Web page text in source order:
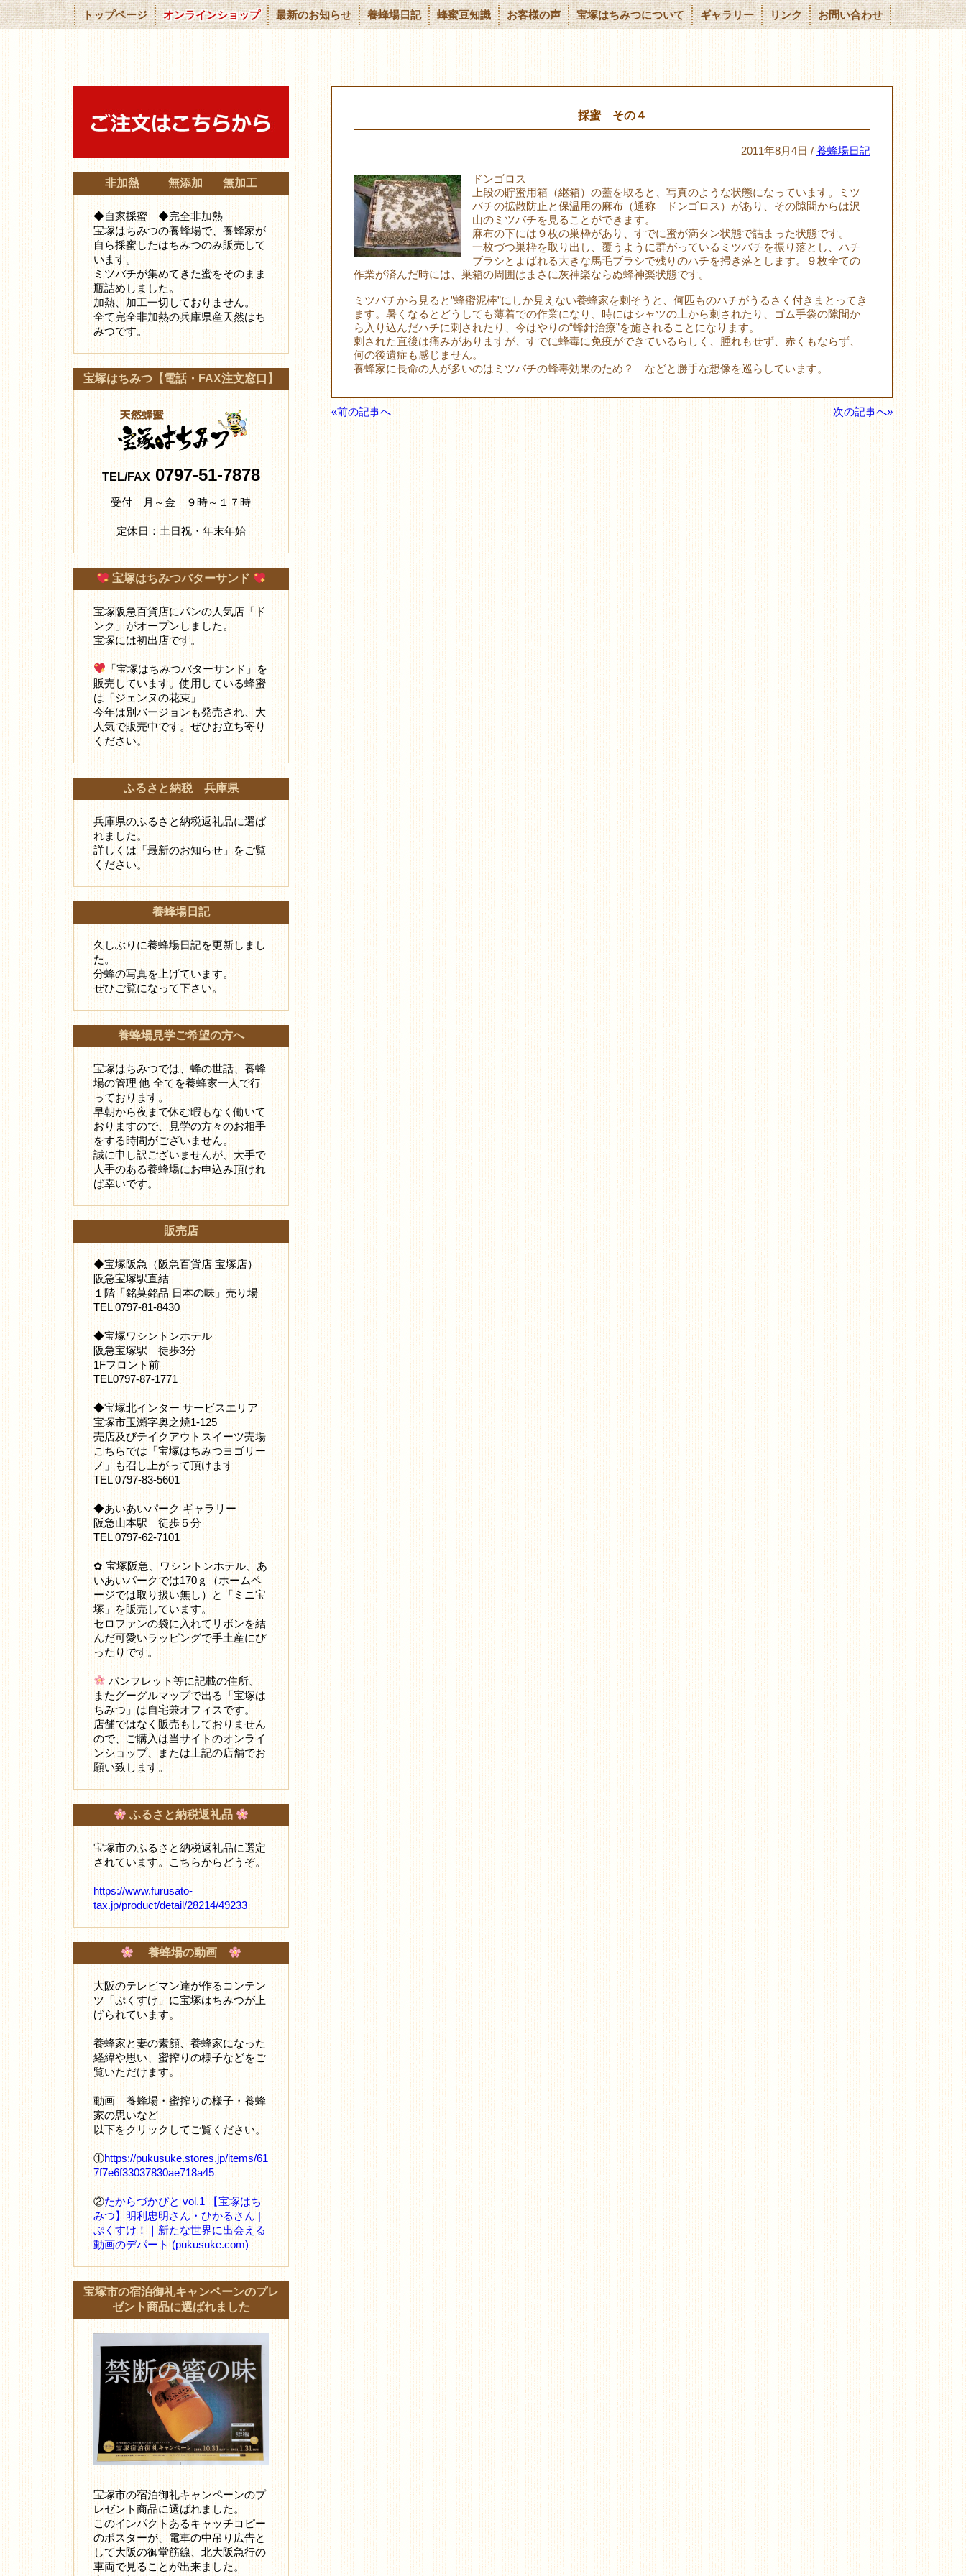
トップページ オンラインショップ 最新のお知らせ 養蜂場日記 蜂蜜豆知識 お客様の声 宝塚はちみつについて ギャラリー リンク お問い合わせ
採蜜 その４
2011年8月4日 / 養蜂場日記
ドンゴロス
上段の貯蜜用箱（継箱）の蓋を取ると、写真のような状態になっています。ミツ
バチの拡散防止と保温用の麻布（通称 ドンゴロス）があり、その隙間からは沢
山のミツバチを見ることができます。
麻布の下には９枚の巣枠があり、すでに蜜が満タン状態で詰まった状態です。
一枚づつ巣枠を取り出し、覆うように群がっているミツバチを振り落とし、ハチ
ブラシとよばれる大きな馬毛ブラシで残りのハチを掃き落とします。９枚全ての
作業が済んだ時には、巣箱の周囲はまさに灰神楽ならぬ蜂神楽状態です。
ミツバチから見ると”蜂蜜泥棒”にしか見えない養蜂家を刺そうと、何匹ものハチがうるさく付きまとってき
ます。暑くなるとどうしても薄着での作業になり、時にはシャツの上から刺されたり、ゴム手袋の隙間か
ら入り込んだハチに刺されたり、今はやりの“蜂針治療”を施されることになります。
刺された直後は痛みがありますが、すでに蜂毒に免疫ができているらしく、腫れもせず、赤くもならず、
何の後遺症も感じません。
養蜂家に長命の人が多いのはミツバチの蜂毒効果のため？ などと勝手な想像を巡らしています。
«前の記事へ 次の記事へ»
非加熱 無添加 無加工
◆自家採蜜 ◆完全非加熱
宝塚はちみつの養蜂場で、養蜂家が
自ら採蜜したはちみつのみ販売して
います。
ミツバチが集めてきた蜜をそのまま
瓶詰めしました。
加熱、加工一切しておりません。
全て完全非加熱の兵庫県産天然はち
みつです。
宝塚はちみつ【電話・FAX注文窓口】
TEL/FAX0797-51-7878
受付 月～金 ９時～１７時
定休日：土日祝・年末年始
宝塚はちみつバターサンド
宝塚阪急百貨店にパンの人気店「ド
ンク」がオープンしました。
宝塚には初出店です。
「宝塚はちみつバターサンド」を
販売しています。使用している蜂蜜
は「ジェンヌの花束」
今年は別バージョンも発売され、大
人気で販売中です。ぜひお立ち寄り
ください。
ふるさと納税 兵庫県
兵庫県のふるさと納税返礼品に選ば
れました。
詳しくは「最新のお知らせ」をご覧
ください。
養蜂場日記
久しぶりに養蜂場日記を更新しまし
た。
分蜂の写真を上げています。
ぜひご覧になって下さい。
養蜂場見学ご希望の方へ
宝塚はちみつでは、蜂の世話、養蜂
場の管理 他 全てを養蜂家一人で行
っております。
早朝から夜まで休む暇もなく働いて
おりますので、見学の方々のお相手
をする時間がございません。
誠に申し訳ございませんが、大手で
人手のある養蜂場にお申込み頂けれ
ば幸いです。
販売店
◆宝塚阪急（阪急百貨店 宝塚店）
阪急宝塚駅直結
１階「銘菓銘品 日本の味」売り場
TEL 0797-81-8430
◆宝塚ワシントンホテル
阪急宝塚駅 徒歩3分
1Fフロント前
TEL0797-87-1771
◆宝塚北インター サービスエリア
宝塚市玉瀬字奥之焼1-125
売店及びテイクアウトスイーツ売場
こちらでは「宝塚はちみつヨゴリー
ノ」も召し上がって頂けます
TEL 0797-83-5601
◆あいあいパーク ギャラリー
阪急山本駅 徒歩５分
TEL 0797-62-7101
✿ 宝塚阪急、ワシントンホテル、あ
いあいパークでは170ｇ（ホームペ
ージでは取り扱い無し）と「ミニ宝
塚」を販売しています。
セロファンの袋に入れてリボンを結
んだ可愛いラッピングで手土産にぴ
ったりです。
パンフレット等に記載の住所、
またグーグルマップで出る「宝塚は
ちみつ」は自宅兼オフィスです。
店舗ではなく販売もしておりません
ので、ご購入は当サイトのオンライ
ンショップ、または上記の店舗でお
願い致します。
ふるさと納税返礼品
宝塚市のふるさと納税返礼品に選定
されています。こちらからどうぞ。
https://www.furusato-
tax.jp/product/detail/28214/49233
養蜂場の動画
大阪のテレビマン達が作るコンテン
ツ「ぷくすけ」に宝塚はちみつが上
げられています。
養蜂家と妻の素顔、養蜂家になった
経緯や思い、蜜搾りの様子などをご
覧いただけます。
動画 養蜂場・蜜搾りの様子・養蜂
家の思いなど
以下をクリックしてご覧ください。
①https://pukusuke.stores.jp/items/61
7f7e6f33037830ae718a45
②たからづかびと vol.1 【宝塚はち
みつ】明利忠明さん・ひかるさん |
ぷくすけ！｜新たな世界に出会える
動画のデパート (pukusuke.com)
宝塚市の宿泊御礼キャンペーンのプレ
ゼント商品に選ばれました
宝塚市の宿泊御礼キャンペーンのプ
レゼント商品に選ばれました。
このインパクトあるキャッチコピー
のポスターが、電車の中吊り広告と
して大阪の御堂筋線、北大阪急行の
車両で見ることが出来ました。